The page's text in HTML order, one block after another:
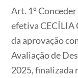
Art. 1º
efetiva CECÍLIA
da aprovação
Avaliação de
2025, finalizada